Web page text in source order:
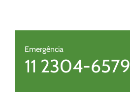
Emergência
11 2304-6579